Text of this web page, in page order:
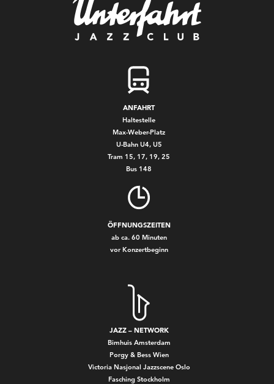
ANFAHRT
Haltestelle
Max-Weber-Platz
U-Bahn U4, U5
Tram 15, 17, 19, 25
Bus 148
ÖFFNUNGSZEITEN
ab ca. 60 Minuten
vor Konzertbeginn
JAZZ – NETWORK
Bimhuis Amsterdam
Porgy & Bess Wien
Victoria Nasjonal Jazzscene Oslo
Fasching Stockholm